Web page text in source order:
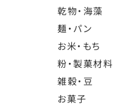
乾物・海藻
麺・パン
お米・もち
粉・製菓材料
雑穀・豆
お菓子